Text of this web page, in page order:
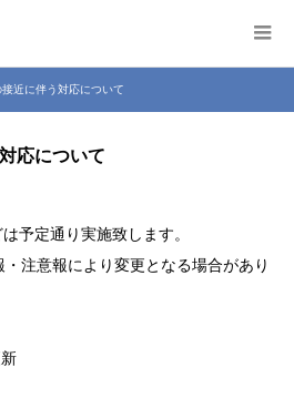
近に伴う対応について
応について
予定通り実施致します。
注意報により変更となる場合があり